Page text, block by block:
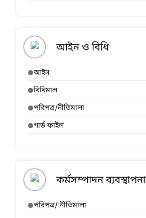
আইন ও বিধি
আইন
বিধিমাল
পরিপত্র/নীতিমালা
গার্ড ফাইল
কর্মসম্পাদন ব্যবস্থাপনা
পরিপত্র/ নীতিমালা